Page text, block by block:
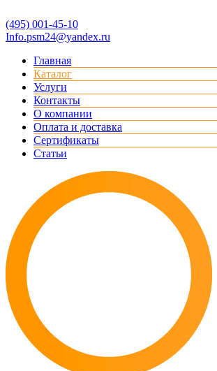
(495) 001-45-10
Info.psm24@yandex.ru
Главная
Каталог
Услуги
Контакты
О компании
Оплата и доставка
Сертификаты
Статьи